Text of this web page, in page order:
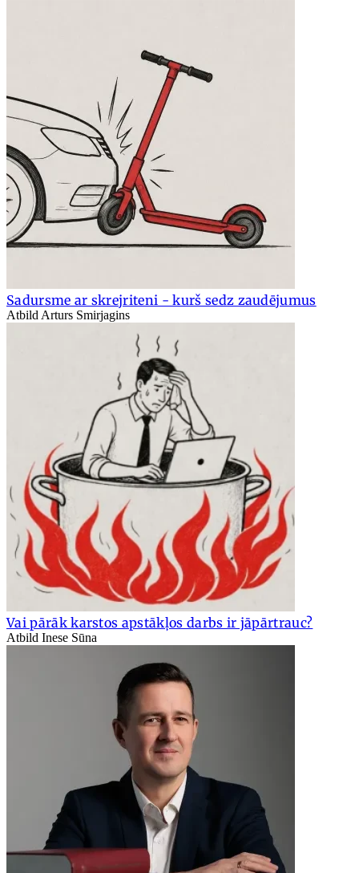
Sadursme ar skrejriteni - kurš sedz zaudējumus
Atbild Arturs Smirjagins
Vai pārāk karstos apstākļos darbs ir jāpārtrauc?
Atbild Inese Sūna